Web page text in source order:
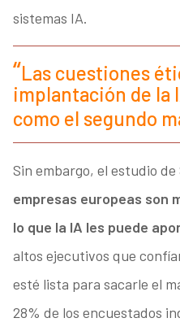
sistemas IA.
Las cuestiones
implantación de la
como el segundo
Sin embargo, el estudio de
empresas europeas son
lo que la IA les puede
altos ejecutivos que
esté lista para sacarle el
28% de los encuestados